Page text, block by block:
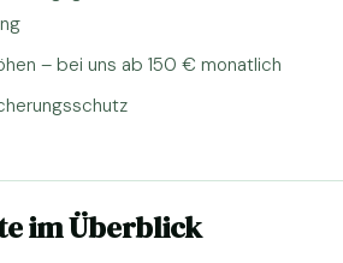
– bei uns ab 150 € monatlich
im Überblick